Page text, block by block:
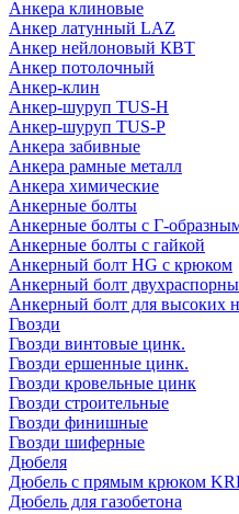
Анкера клиновые
Анкер латунный LAZ
Анкер нейлоновый КВТ
Анкер потолочный
Анкер-клин
Анкер-шуруп TUS-H
Анкер-шуруп TUS-P
Анкера забивные
Анкера рамные металл
Анкера химические
Анкерные болты
Анкерные болты с Г-
Анкерные болты с гайкой
Анкерный болт HG с крюком
Анкерный болт
Анкерный болт для высоких
Гвозди
Гвозди винтовые цинк.
Гвозди ершенные цинк.
Гвозди кровельные цинк
Гвозди строительные
Гвозди финишные
Гвозди шиферные
Дюбеля
Дюбель с прямым крюком
Дюбель для газобетона